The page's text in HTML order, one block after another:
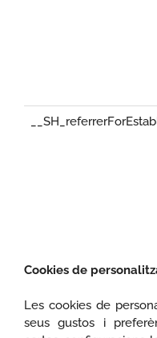
Cookies de
Les cookies de
seus gustos i